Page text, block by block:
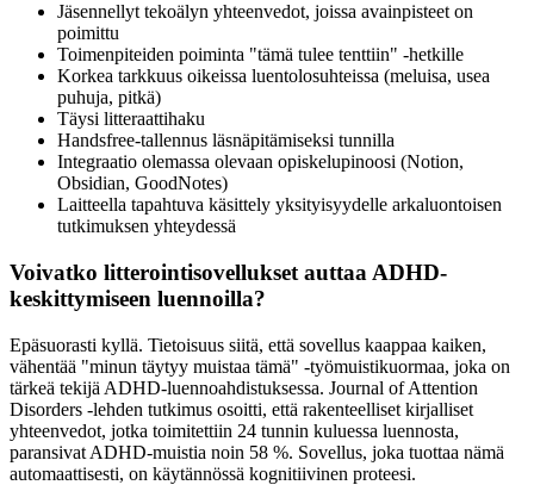
Jäsennellyt tekoälyn yhteenvedot, joissa avainpisteet on
poimittu
Toimenpiteiden poiminta "tämä tulee tenttiin" -hetkille
Korkea tarkkuus oikeissa luentolosuhteissa (meluisa, usea
puhuja, pitkä)
Täysi litteraattihaku
Handsfree-tallennus läsnäpitämiseksi tunnilla
Integraatio olemassa olevaan opiskelupinoosi (Notion,
Obsidian, GoodNotes)
Laitteella tapahtuva käsittely yksityisyydelle arkaluontoisen
tutkimuksen yhteydessä
Voivatko litterointisovellukset auttaa ADHD-
keskittymiseen luennoilla?
Epäsuorasti kyllä. Tietoisuus siitä, että sovellus kaappaa kaiken,
vähentää "minun täytyy muistaa tämä" -työmuistikuormaa, joka on
tärkeä tekijä ADHD-luennoahdistuksessa. Journal of Attention
Disorders -lehden tutkimus osoitti, että rakenteelliset kirjalliset
yhteenvedot, jotka toimitettiin 24 tunnin kuluessa luennosta,
paransivat ADHD-muistia noin 58 %. Sovellus, joka tuottaa nämä
automaattisesti, on käytännössä kognitiivinen proteesi.